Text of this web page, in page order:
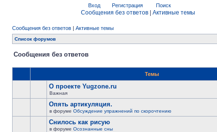
Вход Регистрация Поиск
Сообщения без ответов Активные темы
Сообщения без ответов | Активные темы
Список форумов
Сообщения без ответов
Темы
О проекте Yugzone.ru
Важная
Опять артикуляция.
в форуме Обсуждение упражнений по скорочтению
Снилось как рисую
в форуме Осознанные сны